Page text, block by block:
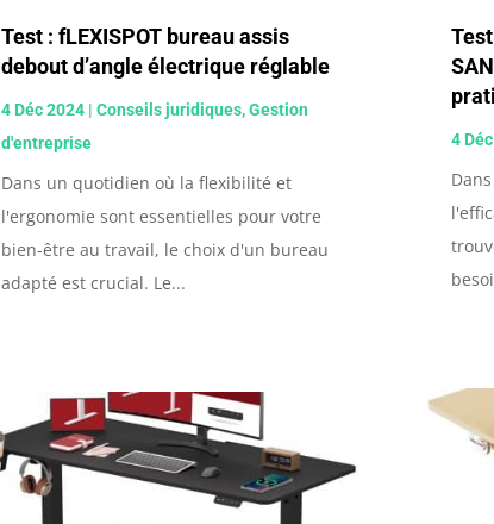
Test : fLEXISPOT bureau assis
debout d’angle électrique réglable
4 Déc 2024| Conseils juridiques,Gestion
d'entreprise
Dans un quotidien où la flexibilité et
l'ergonomie sont essentielles pour votre
bien-être au travail, le choix d'un bureau
adapté est crucial. Le...
4